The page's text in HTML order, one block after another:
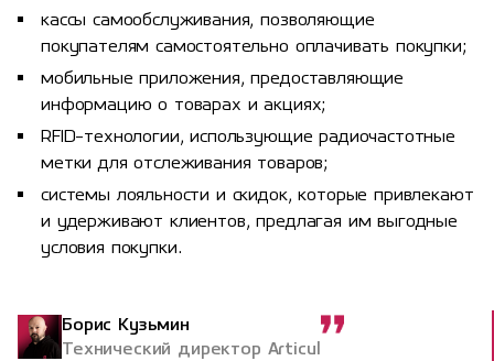
кассы самообслуживания, позволяющие
покупателям самостоятельно оплачивать покупки;
мобильные приложения, предоставляющие
информацию о товарах и акциях;
RFID-технологии, использующие радиочастотные
метки для отслеживания товаров;
системы лояльности и скидок, которые привлекают
и удерживают клиентов, предлагая им выгодные
условия покупки.
Борис Кузьмин
Технический директор Articul